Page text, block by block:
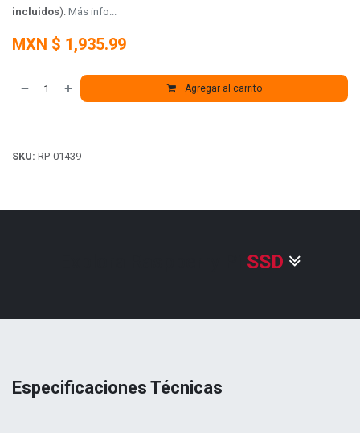
incluidos). Más info...
MXN $ 1,935.99
Agregar al carrito
SKU: RP-01439
SSD
Especificaciones Técnicas